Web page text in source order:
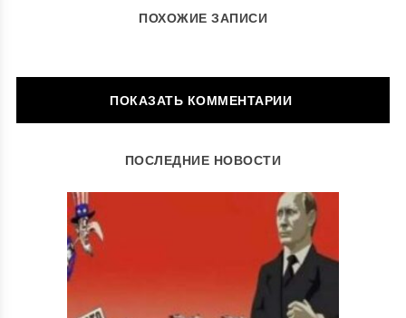
ПОХОЖИЕ ЗАПИСИ
ОСТАВИТЬ КОММЕНТАРИЙ
Ваш адрес email не будет опубликован. Обязательные поля
Комментарий*
ПОСЛЕДНИЕ НОВОСТИ